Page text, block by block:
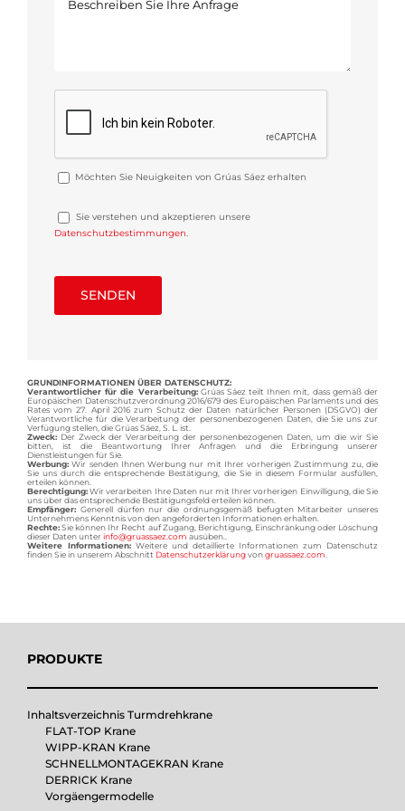
Möchten Sie Neuigkeiten von Grúas Sáez erhalten
Sie verstehen und akzeptieren unsere
Datenschutzbestimmungen.
GRUNDINFORMATIONEN ÜBER DATENSCHUTZ:
Verantwortlicher für die Verarbeitung:Grúas Sáez teilt Ihnen mit, dass gemäß der
Europäischen Datenschutzverordnung 2016/679 des Europäischen Parlaments und des
Rates vom 27. April 2016 zum Schutz der Daten natürlicher Personen (DSGVO) der
Verantwortliche für die Verarbeitung der personenbezogenen Daten, die Sie uns zur
Verfügung stellen, die Grúas Sáez, S. L. ist.
Zweck: Der Zweck der Verarbeitung der personenbezogenen Daten, um die wir Sie
bitten, ist die Beantwortung Ihrer Anfragen und die Erbringung unserer
Dienstleistungen für Sie.
Werbung: Wir senden Ihnen Werbung nur mit Ihrer vorherigen Zustimmung zu, die
Sie uns durch die entsprechende Bestätigung, die Sie in diesem Formular ausfüllen,
erteilen können.
Berechtigung:Wir verarbeiten Ihre Daten nur mit Ihrer vorherigen Einwilligung, die Sie
uns über das entsprechende Bestätigungsfeld erteilen können.
Empfänger: Generell dürfen nur die ordnungsgemäß befugten Mitarbeiter unseres
Unternehmens Kenntnis von den angeforderten Informationen erhalten.
Rechte:Sie können Ihr Recht auf Zugang, Berichtigung, Einschränkung oder Löschung
dieser Daten unterinfo@gruassaez.com ausüben..
Weitere Informationen: Weitere und detaillierte Informationen zum Datenschutz
finden Sie in unserem Abschnitt Datenschutzerklärungvongruassaez.com
PRODUKTE
Inhaltsverzeichnis Turmdrehkrane
FLAT-TOP Krane
WIPP-KRAN Krane
SCHNELLMONTAGEKRAN Krane
DERRICK Krane
Vorgäengermodelle